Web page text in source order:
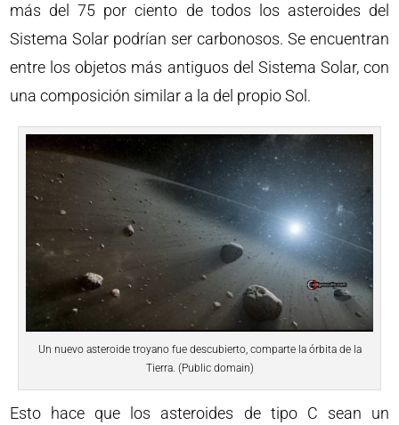
más del 75 por ciento de todos los asteroides del
Sistema Solar podrían ser carbonosos. Se encuentran
entre los objetos más antiguos del Sistema Solar, con
una composición similar a la del propio Sol.
Un nuevo asteroide troyano fue descubierto, comparte la órbita de la
Tierra. (Public domain)
Esto hace que los asteroides de tipo C sean un